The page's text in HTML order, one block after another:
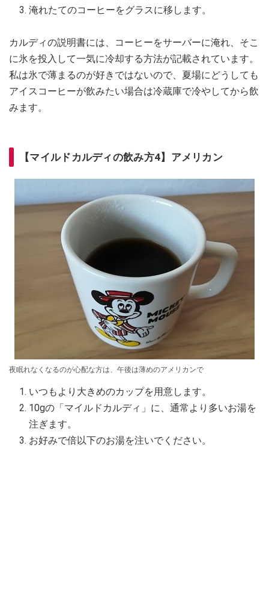
淹れたてのコーヒーをグラスに移します。
カルディの説明書には、コーヒーをサーバーに淹れ、そこ
に氷を投入して一気に冷却する方法が記載されています。
私は氷で薄まるのが好きではないので、夏場にどうしても
アイスコーヒーが飲みたい場合は冷蔵庫で冷やしてから飲
みます。
【マイルドカルディの飲み方4】アメリカン
夜眠れなくなるのが心配な方は、午後は薄めのアメリカンで
いつもより大きめのカップを用意します。
10gの「マイルドカルディ」に、通常より多いお湯を
注ぎます。
お好みで倍以下のお湯を注いでください。